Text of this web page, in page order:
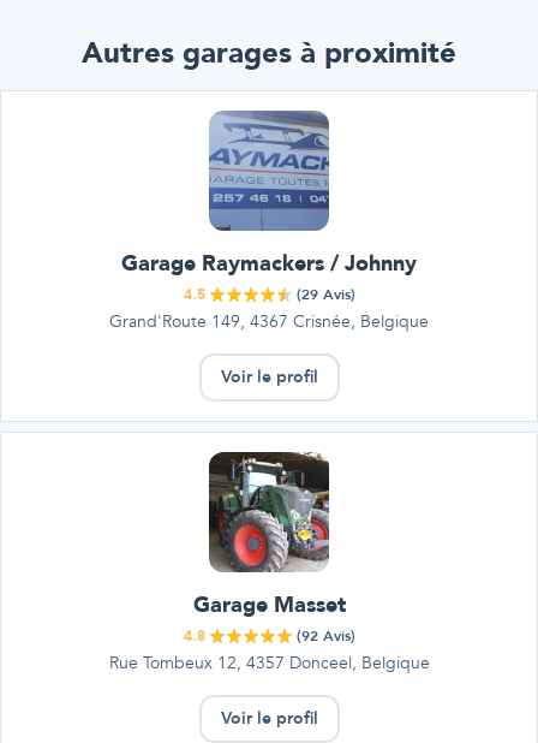
Autres garages à proximité
Garage Raymackers / Johnny
4.5 (29Avis)
Grand'Route 149, 4367 Crisnée, Belgique
Voir le profil
Garage Masset
4.8 (92Avis)
Rue Tombeux 12, 4357 Donceel, Belgique
Voir le profil